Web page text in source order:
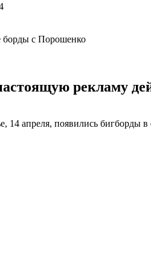
рекламу
14 апреля, появились